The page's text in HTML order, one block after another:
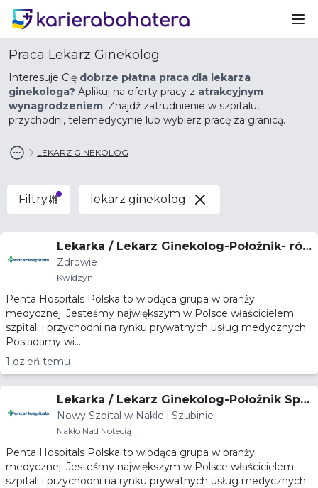
Praca Lekarz Ginekolog
Interesuje Cię dobrze płatna praca dla lekarza
ginekologa? Aplikuj na oferty pracy z atrakcyjnym
wynagrodzeniem. Znajdź zatrudnienie w szpitalu,
przychodni, telemedycynie lub wybierz pracę za granicą.
LEKARZ GINEKOLOG
Filtry lekarz ginekolog
Lekarka / Lekarz Ginekolog-Położnik- ró
wnież w trakcie specjalizacji
Zdrowie
Kwidzyn
Penta Hospitals Polska to wiodąca grupa w branży
medycznej. Jesteśmy największym w Polsce właścicielem
szpitali i przychodni na rynku prywatnych usług medycznych.
Posiadamy wi...
1 dzień temu
Lekarka / Lekarz Ginekolog-Położnik Spe
cjalist(k)a lub w trakcie specjalizacji
Nowy Szpital w Nakle i Szubinie
Nakło Nad Notecią
Penta Hospitals Polska to wiodąca grupa w branży
medycznej. Jesteśmy największym w Polsce właścicielem
szpitali i przychodni na rynku prywatnych usług medycznych.